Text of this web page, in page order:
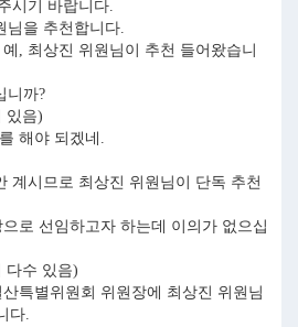
시기 바랍니다.
님을 추천합니다.
예, 최상진 위원님이 추천 들어왔습니
니까?
있음)
해야 되겠네.
계시므로 최상진 위원님이 단독 추천
로 선임하고자 하는데 이의가 없으십
수 있음)
특별위원회 위원장에 최상진 위원님
다.